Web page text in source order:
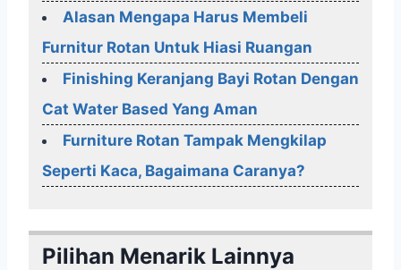
Alasan Mengapa Harus Membeli
Furnitur Rotan Untuk Hiasi Ruangan
Finishing Keranjang Bayi Rotan Dengan
Cat Water Based Yang Aman
Furniture Rotan Tampak Mengkilap
Seperti Kaca, Bagaimana Caranya?
Pilihan Menarik Lainnya